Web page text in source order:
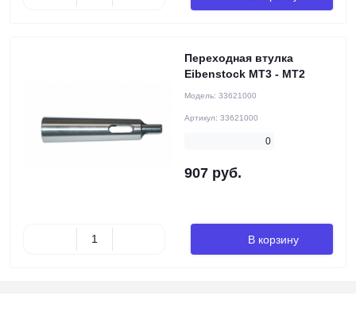
Переходная втулка
Eibenstock MT3 - MT2
Модель: 33621000
Артикул: 33621000
0
907 руб.
В корзину